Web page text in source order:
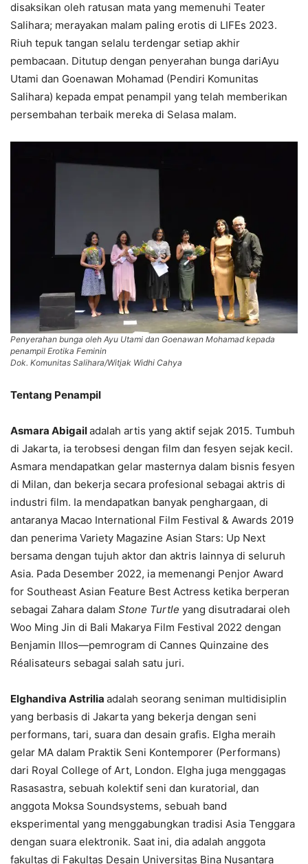
disaksikan oleh ratusan mata yang memenuhi Teater
Salihara; merayakan malam paling erotis di LIFEs 2023.
Riuh tepuk tangan selalu terdengar setiap akhir
pembacaan. Ditutup dengan penyerahan bunga dariAyu
Utami dan Goenawan Mohamad (Pendiri Komunitas
Salihara) kepada empat penampil yang telah memberikan
persembahan terbaik mereka di Selasa malam.
Penyerahan bunga oleh Ayu Utami dan Goenawan Mohamad kepada
penampil Erotika Feminin
Dok. Komunitas Salihara/Witjak Widhi Cahya
Tentang Penampil
Asmara Abigailadalah artis yang aktif sejak 2015. Tumbuh
di Jakarta, ia terobsesi dengan film dan fesyen sejak kecil.
Asmara mendapatkan gelar masternya dalam bisnis fesyen
di Milan, dan bekerja secara profesional sebagai aktris di
industri film. Ia mendapatkan banyak penghargaan, di
antaranya Macao International Film Festival & Awards 2019
dan penerima Variety Magazine Asian Stars: Up Next
bersama dengan tujuh aktor dan aktris lainnya di seluruh
Asia. Pada Desember 2022, ia memenangi Penjor Award
for Southeast Asian Feature Best Actress ketika berperan
sebagai Zahara dalam Stone Turtle yang disutradarai oleh
Woo Ming Jin di Bali Makarya Film Festival 2022 dengan
Benjamin Illos—pemrogram di Cannes Quinzaine des
Réalisateurs sebagai salah satu juri.
Elghandiva Astrilia adalah seorang seniman multidisiplin
yang berbasis di Jakarta yang bekerja dengan seni
performans, tari, suara dan desain grafis. Elgha meraih
gelar MA dalam Praktik Seni Kontemporer (Performans)
dari Royal College of Art, London. Elgha juga menggagas
Rasasastra, sebuah kolektif seni dan kuratorial, dan
anggota Moksa Soundsystems, sebuah band
eksperimental yang menggabungkan tradisi Asia Tenggara
dengan suara elektronik. Saat ini, dia adalah anggota
fakultas di Fakultas Desain Universitas Bina Nusantara